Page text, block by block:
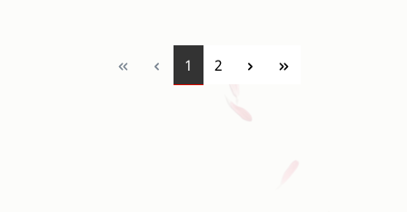
Seite
1 Seite
2